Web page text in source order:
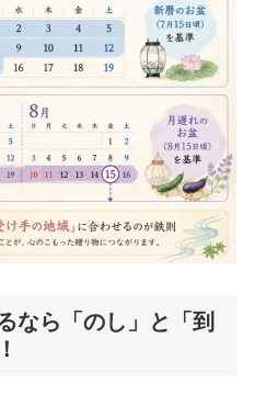
なら「のし」と「到